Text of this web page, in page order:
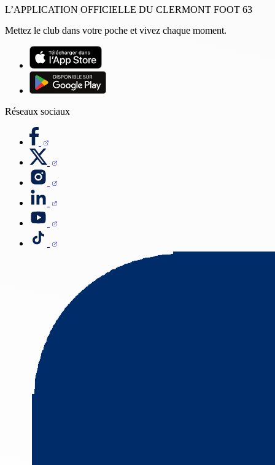
L’APPLICATION OFFICIELLE DU CLERMONT FOOT 63
Mettez le club dans votre poche et vivez chaque moment.
Réseaux sociaux